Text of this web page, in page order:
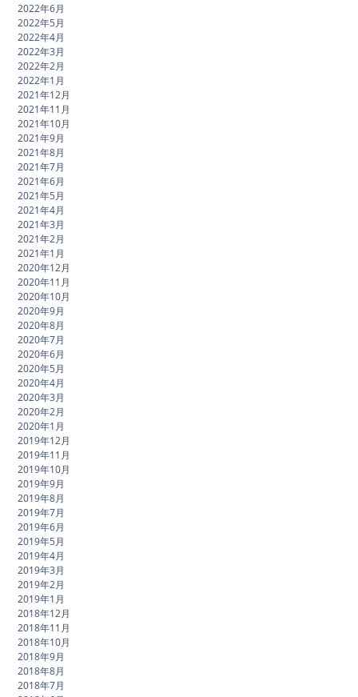
2022年6月
2022年5月
2022年4月
2022年3月
2022年2月
2022年1月
2021年12月
2021年11月
2021年10月
2021年9月
2021年8月
2021年7月
2021年6月
2021年5月
2021年4月
2021年3月
2021年2月
2021年1月
2020年12月
2020年11月
2020年10月
2020年9月
2020年8月
2020年7月
2020年6月
2020年5月
2020年4月
2020年3月
2020年2月
2020年1月
2019年12月
2019年11月
2019年10月
2019年9月
2019年8月
2019年7月
2019年6月
2019年5月
2019年4月
2019年3月
2019年2月
2019年1月
2018年12月
2018年11月
2018年10月
2018年9月
2018年8月
2018年7月